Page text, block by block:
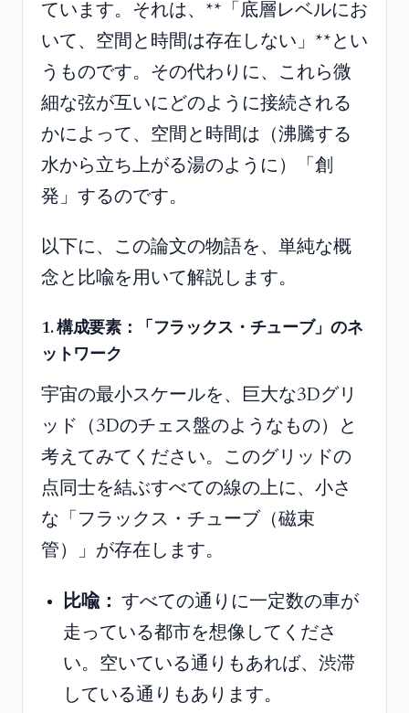
ています。それは、**「底層レベルにお
いて、空間と時間は存在しない」**とい
うものです。その代わりに、これら微
細な弦が互いにどのように接続される
かによって、空間と時間は（沸騰する
水から立ち上がる湯のように）「創
発」するのです。
以下に、この論文の物語を、単純な概
念と比喩を用いて解説します。
1. 構成要素：「フラックス・チューブ」のネ
ットワーク
宇宙の最小スケールを、巨大な3Dグリ
ッド（3Dのチェス盤のようなもの）と
考えてみてください。このグリッドの
点同士を結ぶすべての線の上に、小さ
な「フラックス・チューブ（磁束
管）」が存在します。
比喩： すべての通りに一定数の車が
走っている都市を想像してくださ
い。空いている通りもあれば、渋滞
している通りもあります。